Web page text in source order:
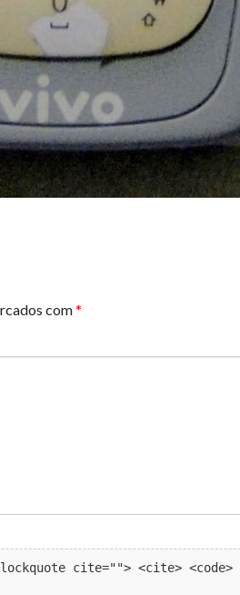
com*
cite=""> <cite> <code>